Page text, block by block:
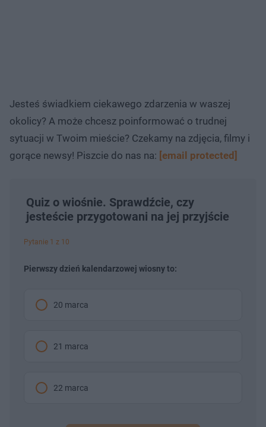
Jesteś świadkiem ciekawego zdarzenia w waszej
okolicy? A może chcesz poinformować o trudnej
sytuacji w Twoim mieście? Czekamy na zdjęcia, filmy i
gorące newsy! Piszcie do nas na: [email protected]
Quiz o wiośnie. Sprawdźcie, czy
jesteście przygotowani na jej przyjście
Pytanie 1 z 10
Pierwszy dzień kalendarzowej wiosny to:
20 marca
21 marca
22 marca